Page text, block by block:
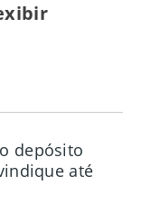
depósito
até